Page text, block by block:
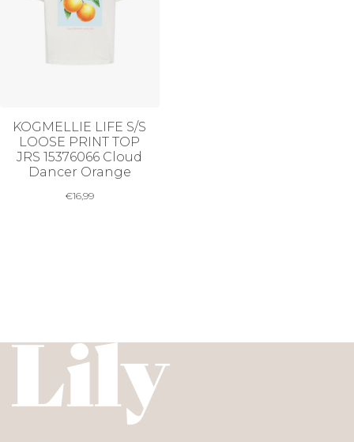
KOGMELLIE LIFE S/S
LOOSE PRINT TOP
JRS 15376066 Cloud
Dancer Orange
€16,99